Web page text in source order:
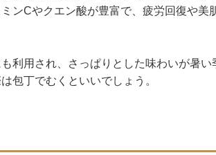
ンCやクエン酸が豊富で、疲労回復や美
利用され、さっぱりとした味わいが暑い
包丁でむくといいでしょう。